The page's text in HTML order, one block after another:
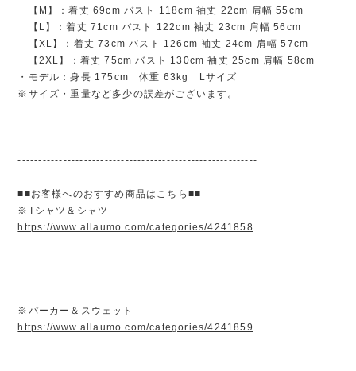
【M】：着丈 69cm バスト 118cm 袖丈 22cm 肩幅 55cm
【L】：着丈 71cm バスト 122cm 袖丈 23cm 肩幅 56cm
【XL】：着丈 73cm バスト 126cm 袖丈 24cm 肩幅 57cm
【2XL】：着丈 75cm バスト 130cm 袖丈 25cm 肩幅 58cm
・モデル：身長 175cm 体重 63kg Lサイズ
※サイズ・重量など多少の誤差がございます。
----------------------------------------------------------
■■お客様へのおすすめ商品はこちら■■
※Tシャツ＆シャツ
https://www.allaumo.com/categories/4241858
※パーカー＆スウェット
https://www.allaumo.com/categories/4241859